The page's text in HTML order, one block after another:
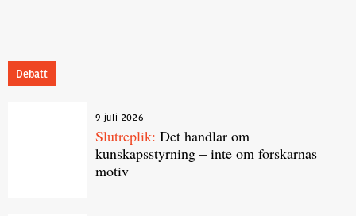
Debatt
9 juli 2026
Slutreplik: Det handlar om
kunskapsstyrning – inte om forskarnas
motiv